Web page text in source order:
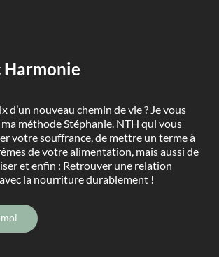
Harmonie
d’un nouveau chemin de vie ? Je vous
méthode Stéphanie. NTH qui vous
votre souffrance, de mettre un terme à
de votre alimentation, mais aussi de
et enfin : Retrouver une relation
la nourriture durablement !